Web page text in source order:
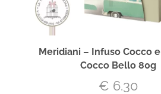
Meridiani – Infuso Cocco
Cocco Bello 80g
€ 6.30